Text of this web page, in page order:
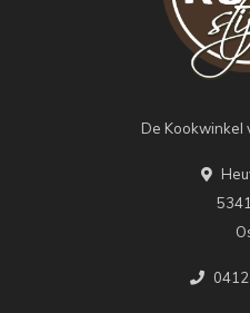
De Kookwinkel